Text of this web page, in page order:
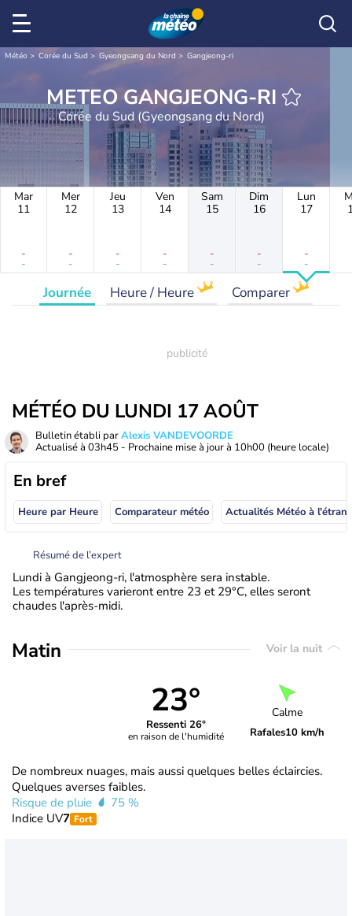
Météo Corée du Sud Gyeongsang du Nord Gangjeong-ri
METEO GANGJEONG-RI
Corée du Sud (Gyeongsang du Nord)
Mar
11
-
-
Mer
12
-
-
Jeu
13
-
-
Ven
14
-
-
Sam
15
-
-
Dim
16
-
-
Lun
17
-
-
Journée Heure / Heure Comparer
MÉTÉO DU LUNDI 17 AOÛT
Bulletin établi parAlexis VANDEVOORDE
Actualisé à 03h45 - Prochaine mise à jour à 10h00 (heure locale)
En bref
Heure par Heure Comparateur météo
Résumé de l’expert
Lundi à Gangjeong-ri, l'atmosphère sera instable.
Les températures varieront entre 23 et 29°C, elles seront
chaudes l'après-midi.
Matin Voir la nuit
23°
Ressenti 26°
en raison de l'humidité
Calme
Rafales10 km/h
De nombreux nuages, mais aussi quelques belles éclaircies.
Quelques averses faibles.
Risque de pluie
75 %
Indice UV7 Fort